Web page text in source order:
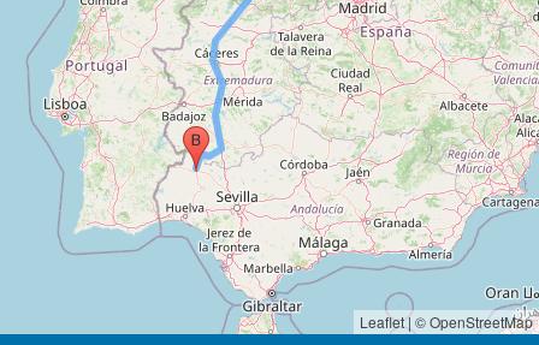
Leaflet|© OpenStreetMap